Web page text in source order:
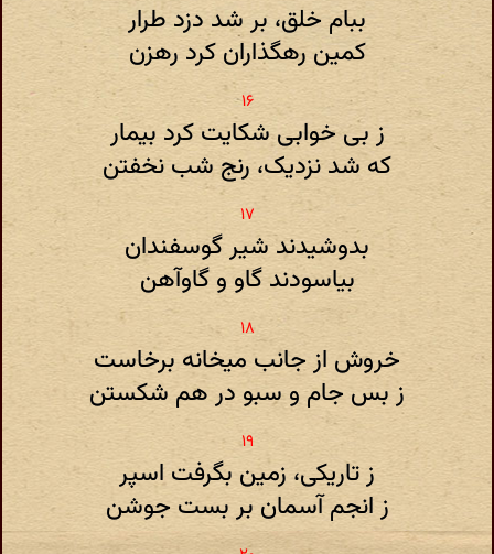
ببام خلق، بر شد دزد طرار
کمین رهگذاران کرد رهزن
ز بی خوابی شکایت کرد بیمار
که شد نزدیک، رنج شب نخفتن
بدوشیدند شیر گوسفندان
بیاسودند گاو و گاوآهن
خروش از جانب میخانه برخاست
ز بس جام و سبو در هم شکستن
ز تاریکی، زمین بگرفت اسپر
ز انجم آسمان بر بست جوشن